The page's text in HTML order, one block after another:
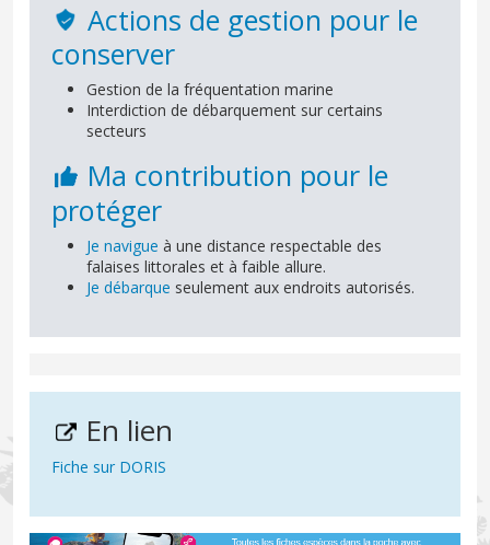
Actions de gestion pour le
conserver
Gestion de la fréquentation marine
Interdiction de débarquement sur certains
secteurs
Ma contribution pour le
protéger
Je navigue à une distance respectable des
falaises littorales et à faible allure.
Je débarque seulement aux endroits autorisés.
En lien
Fiche sur DORIS